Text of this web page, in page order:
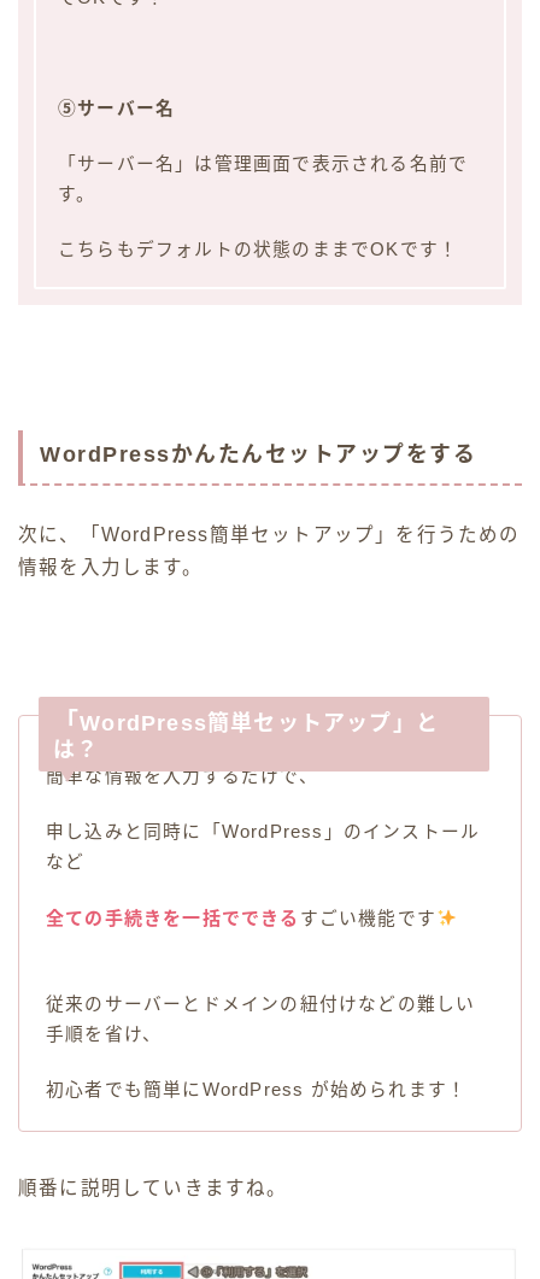
⑤サーバー名
「サーバー名」は管理画面で表示される名前で
す。
こちらもデフォルトの状態のままでOKです！
WordPressかんたんセットアップをする
次に、「WordPress簡単セットアップ」を行うための
情報を入力します。
「WordPress簡単セットアップ」と
は？
簡単な情報を入力するだけで、
申し込みと同時に「WordPress」のインストール
など
全ての手続きを一括でできる すごい機能です
従来のサーバーとドメインの紐付けなどの難しい
手順を省け、
初心者でも簡単にWordPress が始められます！
順番に説明していきますね。